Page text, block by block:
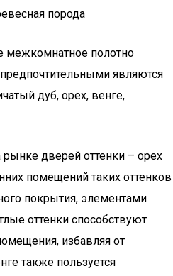
порода
межкомнатное полотно
являются
дуб, орех, венге,
дверей оттенки – орех
помещений таких оттенков
покрытия, элементами
оттенки способствуют
избавляя от
также пользуется